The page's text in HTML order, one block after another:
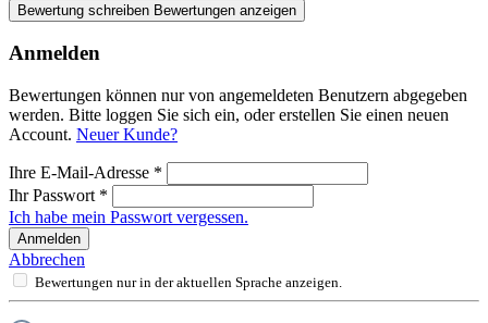
Bewertung schreiben Bewertungen anzeigen
Anmelden
Bewertungen können nur von angemeldeten Benutzern abgegeben
werden. Bitte loggen Sie sich ein, oder erstellen Sie einen neuen
Account. Neuer Kunde?
Ihre E-Mail-Adresse *
Ihr Passwort *
Ich habe mein Passwort vergessen.
Anmelden
Abbrechen
Bewertungen nur in der aktuellen Sprache anzeigen.